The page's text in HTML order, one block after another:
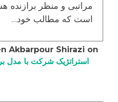
است که مطالب خود…
Akbarpour Shirazi on
استراتژیک شرکت با مدل